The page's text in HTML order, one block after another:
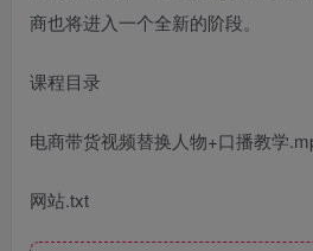
商也将进入一个全新的阶段。
课程目录
电商带货视频替换人物+口播教学
网站.txt